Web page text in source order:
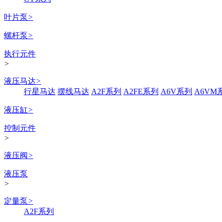
叶片泵>
螺杆泵>
执行元件
>
液压马达>
行星马达 摆线马达 A2F系列 A2FE系列 A6V系列 A6VM
液压缸>
控制元件
>
液压阀>
液压泵
>
定量泵>
A2F系列